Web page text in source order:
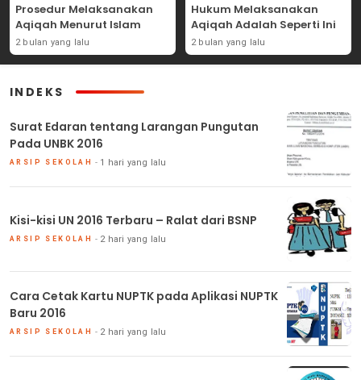
Prosedur Melaksanakan
Aqiqah Menurut Islam
2 bulan yang lalu
Hukum Melaksanakan
Aqiqah Adalah Seperti Ini
2 bulan yang lalu
INDEKS
Surat Edaran tentang Larangan Pungutan
Pada UNBK 2016
ARSIP SEKOLAH 1 hari yang lalu
Kisi-kisi UN 2016 Terbaru – Ralat dari BSNP
ARSIP SEKOLAH 2 hari yang lalu
Cara Cetak Kartu NUPTK pada Aplikasi NUPTK
Baru 2016
ARSIP SEKOLAH 2 hari yang lalu